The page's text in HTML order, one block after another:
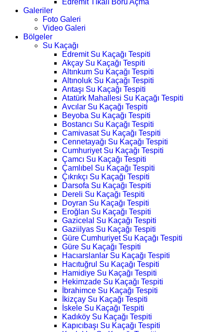
Edremit Tıkalı Boru Açma
Galeriler
Foto Galeri
Video Galeri
Bölgeler
Su Kaçağı
Edremit Su Kaçağı Tespiti
Akçay Su Kaçağı Tespiti
Altınkum Su Kaçağı Tespiti
Altınoluk Su Kaçağı Tespiti
Arıtaşı Su Kaçağı Tespiti
Atatürk Mahallesi Su Kaçağı Tespiti
Avcılar Su Kaçağı Tespiti
Beyoba Su Kaçağı Tespiti
Bostancı Su Kaçağı Tespiti
Camivasat Su Kaçağı Tespiti
Cennetayağı Su Kaçağı Tespiti
Cumhuriyet Su Kaçağı Tespiti
Çamcı Su Kaçağı Tespiti
Çamlıbel Su Kaçağı Tespiti
Çıkrıkçı Su Kaçağı Tespiti
Darsofa Su Kaçağı Tespiti
Dereli Su Kaçağı Tespiti
Doyran Su Kaçağı Tespiti
Eroğlan Su Kaçağı Tespiti
Gazicelal Su Kaçağı Tespiti
Gaziilyas Su Kaçağı Tespiti
Güre Cumhuriyet Su Kaçağı Tespiti
Güre Su Kaçağı Tespiti
Hacıarslanlar Su Kaçağı Tespiti
Hacıtuğrul Su Kaçağı Tespiti
Hamidiye Su Kaçağı Tespiti
Hekimzade Su Kaçağı Tespiti
İbrahimce Su Kaçağı Tespiti
İkizçay Su Kaçağı Tespiti
İskele Su Kaçağı Tespiti
Kadıköy Su Kaçağı Tespiti
Kapıcıbaşı Su Kaçağı Tespiti